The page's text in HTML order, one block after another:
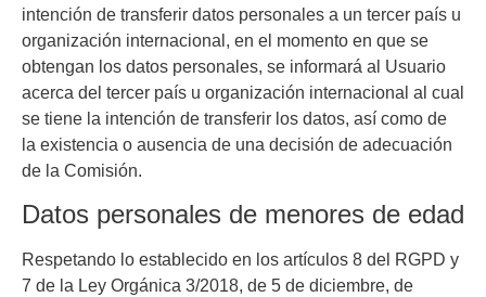
intención de transferir datos personales a un tercer país u
organización internacional, en el momento en que se
obtengan los datos personales, se informará al Usuario
acerca del tercer país u organización internacional al cual
se tiene la intención de transferir los datos, así como de
la existencia o ausencia de una decisión de adecuación
de la Comisión.
Datos personales de menores de edad
Respetando lo establecido en los artículos 8 del RGPD y
7 de la Ley Orgánica 3/2018, de 5 de diciembre, de